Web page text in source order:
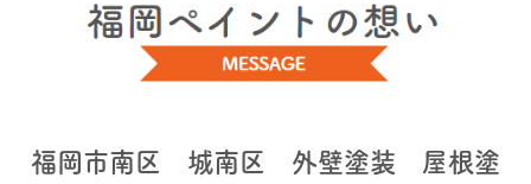
福岡市南区 城南区 外壁塗装 屋根塗